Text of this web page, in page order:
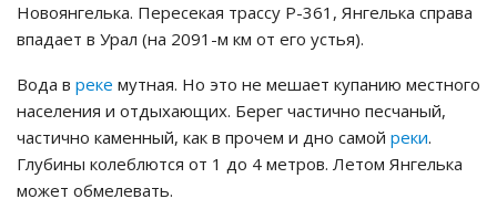
Новоянгелька. Пересекая трассу Р-361, Янгелька справа
впадает в Урал (на 2091-м км от его устья).
Вода в реке мутная. Но это не мешает купанию местного
населения и отдыхающих. Берег частично песчаный,
частично каменный, как в прочем и дно самой реки.
Глубины колеблются от 1 до 4 метров. Летом Янгелька
может обмелевать.